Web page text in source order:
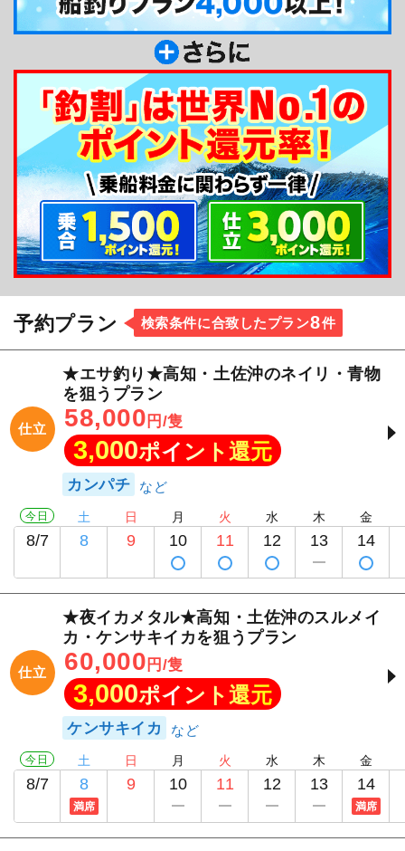
イントにお連れ致します。高知の魚は美味しいです
よ！是非、たくさん釣って帰ってください！2隻体
制でお待ちしています！
予約プラン 検索条件に合致したプラン8件
仕立
★エサ釣り★高知・土佐沖のネイリ・青物
を狙うプラン
58,000 円/隻
3,000ポイント還元
カンパチ
今日
8/7
土
8
日
9
月
10
火
11
水
12
木
13
金
14
仕立
★夜イカメタル★高知・土佐沖のスルメイ
カ・ケンサキイカを狙うプラン
60,000 円/隻
3,000ポイント還元
ケンサキイカ
今日
8/7
土
8
満席
日
9
月
10
火
11
水
12
木
13
金
14
満席